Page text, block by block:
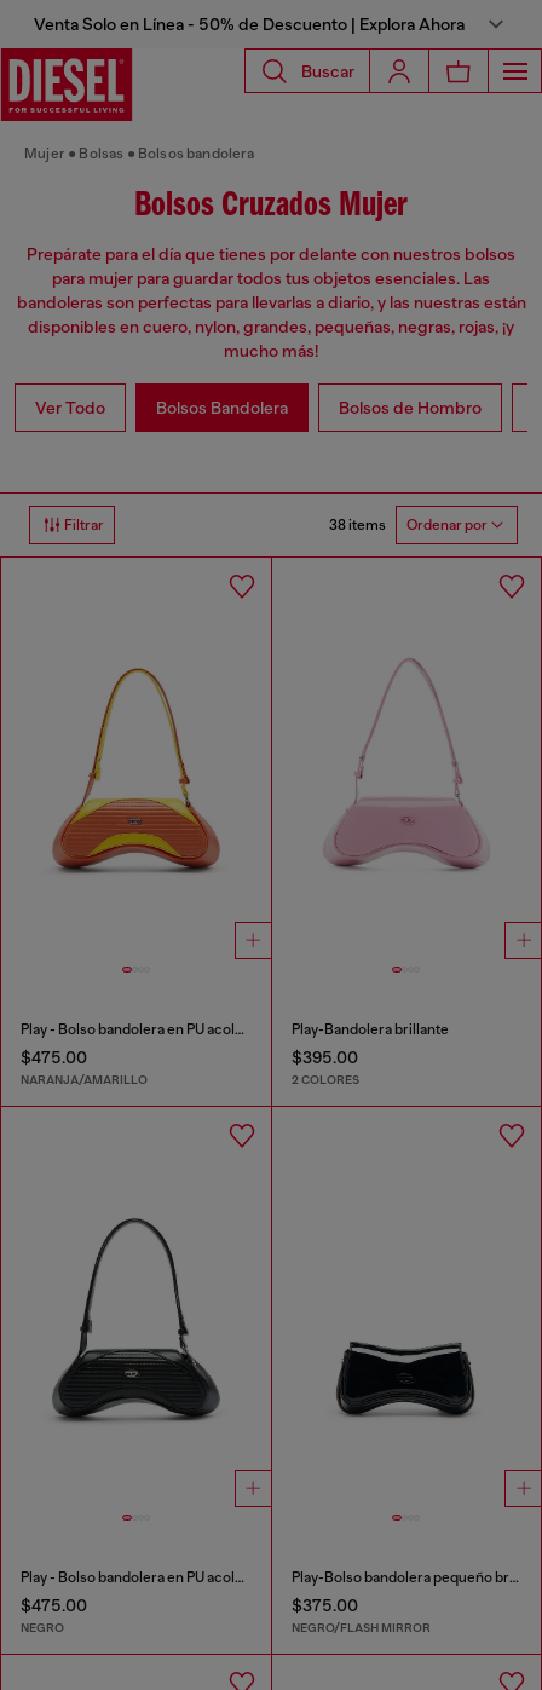
Venta Solo en Línea - 50% de Descuento | Explora Ahora
Buscar
Mujer Bolsas Bolsos bandolera
Bolsos Cruzados Mujer
Prepárate para el día que tienes por delante con nuestros bolsos
para mujer para guardar todos tus objetos esenciales. Las
bandoleras son perfectas para llevarlas a diario, y las nuestras están
disponibles en cuero, nylon, grandes, pequeñas, negras, rojas, ¡y
mucho más!
Ver Todo Bolsos Bandolera Bolsos de Hombro
Filtrar 38 items Ordenar por
Play - Bolso bandolera en PU acolchado perforado
$475.00
NARANJA/AMARILLO
Play-Bandolera brillante
$395.00
2 COLORES
Play - Bolso bandolera en PU acolchado perforado
$475.00
NEGRO
Play-Bolso bandolera pequeño brillante
$375.00
NEGRO/FLASH MIRROR